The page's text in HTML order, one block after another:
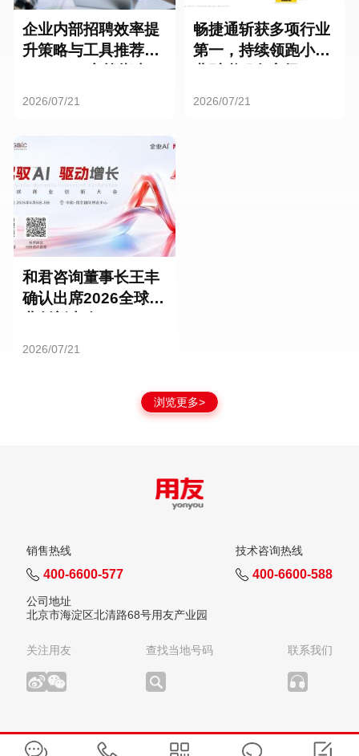
企业内部招聘效率提
升策略与工具推荐：
2026/07/21
畅捷通斩获多项行业
第一，持续领跑小微
2026/07/21
和君咨询董事长王丰
确认出席2026全球商
2026/07/21
浏览更多>
销售热线
400-6600-577
技术咨询热线
400-6600-588
公司地址
北京市海淀区北清路68号用友产业园
关注用友 查找当地号码 联系我们
版权所有：用友网络科技股份有限公司